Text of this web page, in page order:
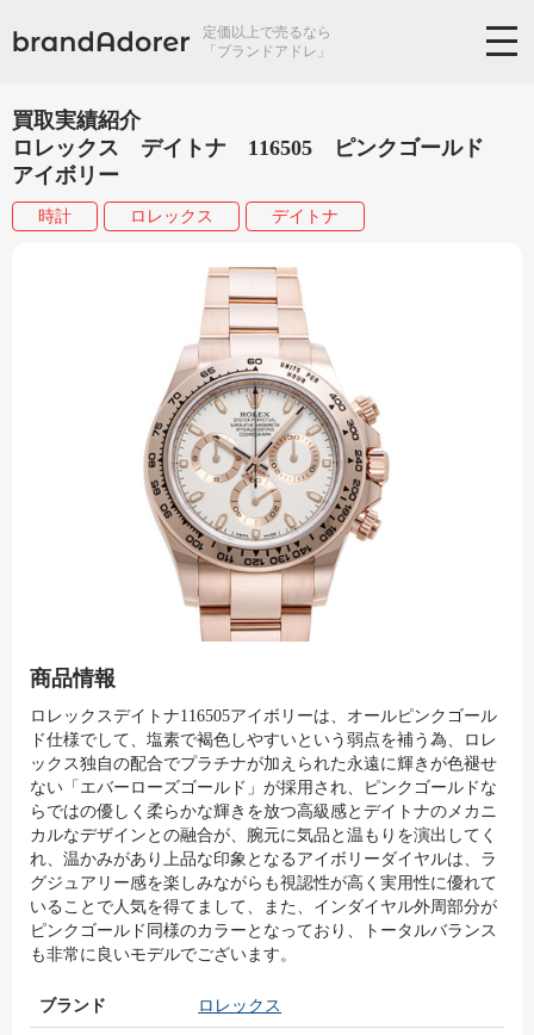
定価以上で売るなら
「ブランドアドレ」
買取実績紹介
ロレックス デイトナ 116505 ピンクゴールド
アイボリー
時計 ロレックス デイトナ
商品情報
ロレックスデイトナ116505アイボリーは、オールピンクゴール
ド仕様でして、塩素で褐色しやすいという弱点を補う為、ロレ
ックス独自の配合でプラチナが加えられた永遠に輝きが色褪せ
ない「エバーローズゴールド」が採用され、ピンクゴールドな
らではの優しく柔らかな輝きを放つ高級感とデイトナのメカニ
カルなデザインとの融合が、腕元に気品と温もりを演出してく
れ、温かみがあり上品な印象となるアイボリーダイヤルは、ラ
グジュアリー感を楽しみながらも視認性が高く実用性に優れて
いることで人気を得てまして、また、インダイヤル外周部分が
ピンクゴールド同様のカラーとなっており、トータルバランス
も非常に良いモデルでございます。
ブランド ロレックス